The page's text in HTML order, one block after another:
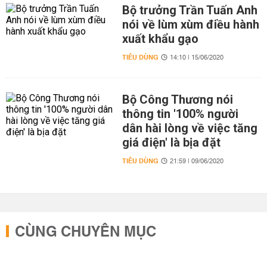
Bộ trưởng Trần Tuấn Anh
nói về lùm xùm điều hành
xuất khẩu gạo
TIÊU DÙNG 14:10 | 15/06/2020
Bộ Công Thương nói
thông tin '100% người
dân hài lòng về việc tăng
giá điện' là bịa đặt
TIÊU DÙNG 21:59 | 09/06/2020
CÙNG CHUYÊN MỤC